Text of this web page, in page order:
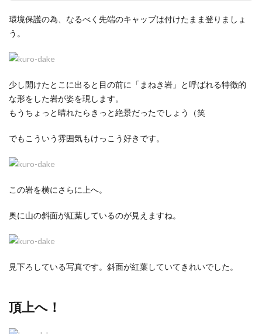
環境保護の為、なるべく先端のキャップは付けたまま登りましょ
う。
少し開けたとこに出ると目の前に「まねき岩」と呼ばれる特徴的
な形をした岩が姿を現します。
もうちょっと晴れたらきっと絶景だったでしょう（笑
でもこういう雰囲気もけっこう好きです。
この岩を横にさらに上へ。
奥に山の斜面が紅葉しているのが見えますね。
見下ろしている写真です。斜面が紅葉していてきれいでした。
頂上へ！